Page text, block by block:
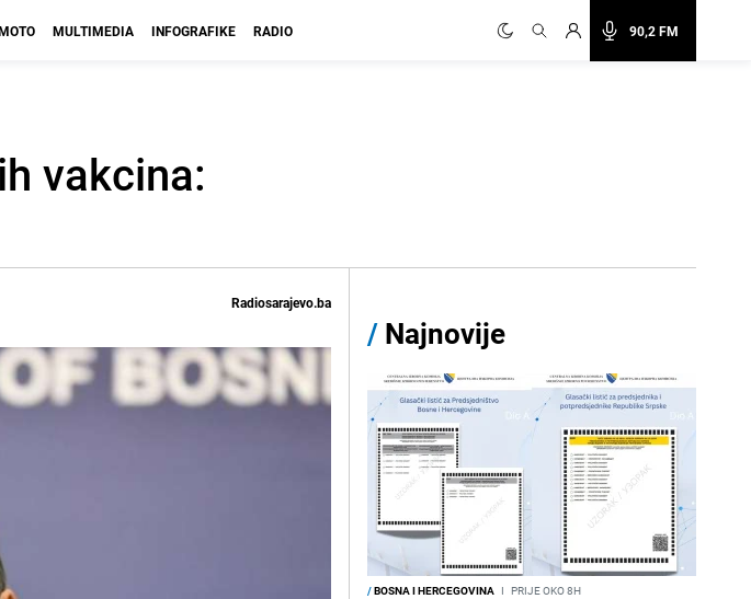
90,2 FM
MULTIMEDIA INFOGRAFIKE RADIO
vakcina:
Radiosarajevo.ba
/ Najnovije
/BOSNA I HERCEGOVINA I PRIJE OKO 8H